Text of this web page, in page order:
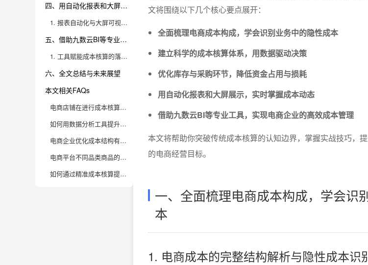
四、用自动化报表和大屏展示，实时掌握成本动态
1. 报表自动化与大屏可视化在成本管控中的应用
五、借助九数云BI等专业工具，实现电商企业的高效成本管理
1. 工具赋能成本核算的落地与实战价值
六、全文总结与未来展望
本文相关FAQs
电商店铺在进行成本核算时，容易忽略哪些隐性成本？
如何用数据分析工具提升电商成本核算的精准度？
电商企业优化成本结构有哪些实用技巧？
电商平台不同品类商品的成本核算方式有什么差异？
如何通过精准成本核算提升店铺利润空间？
文将围绕以下几个核心要点展开：
全面梳理电商成本构成，学会识别业务中的隐性成本
建立科学的成本核算体系，用数据驱动决策
优化库存与采购环节，降低资金占用与损耗
用自动化报表和大屏展示，实时掌握成本动态
借助九数云BI等专业工具，实现电商企业的高效成本管理
本文将帮助你突破传统成本核算的认知边界，掌握实战技巧，
的电商经营目标。
一、全面梳理电商成本构成，学会识
本
1. 电商成本的完整结构解析与隐性成本识